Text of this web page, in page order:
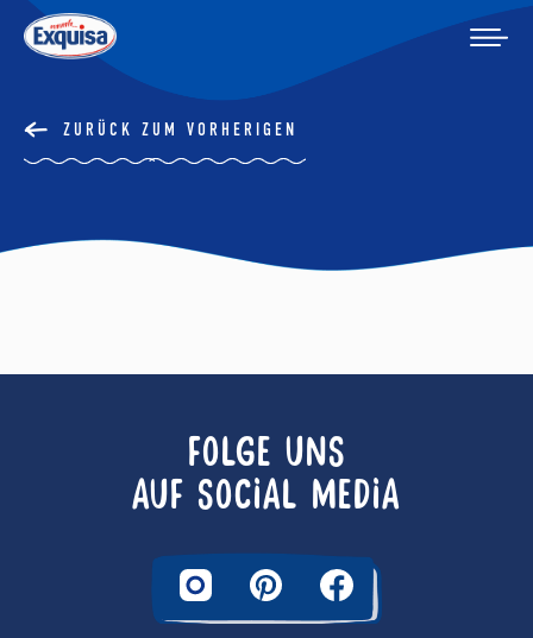
ZURÜCK ZUM VORHERIGEN
FOLGE UNS
AUF SOCIAL MEDIA